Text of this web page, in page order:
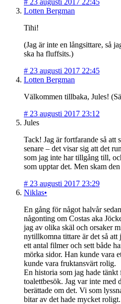
Lotten Bergman
Tihi!
(Jag är inte en långsittare, så
ska ha fluffsits.)
# 23 augusti 2017 22:45
Lotten Bergman
Välkommen tillbaka, Jules!
# 23 augusti 2017 23:12
Jules
Tack! Jag är fortfarande så att
senare – det visar sig att det
som jag inte har tillgång till,
som upptar det. Men skam
# 23 augusti 2017 23:29
Niklas•
En gång för något halvår
någonting om Costas aka
jag av olika skäl och orsaker
nytillkomna tittare är det så att
ett antal filmer och sett både
mörka sidor. Han kunde vara
kunde vara fruktansvärt rolig.
En historia som jag hade
toalettbesök. Jag var inte med
berättade om det. Vi som
bitar av det hade mycket roligt.